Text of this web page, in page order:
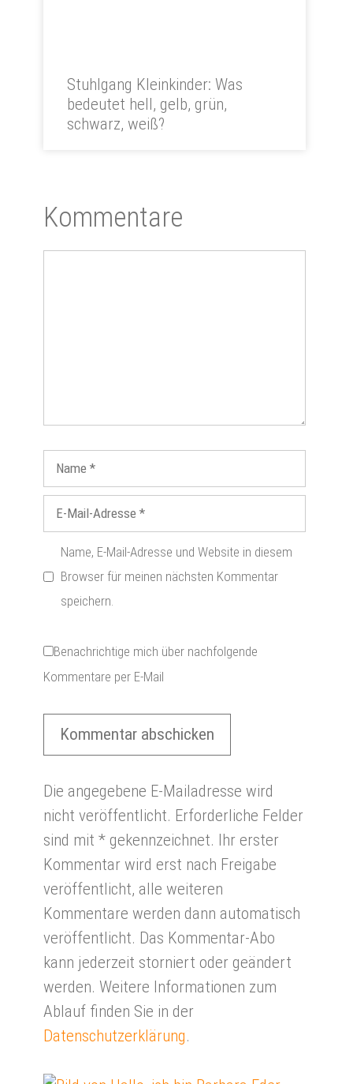
Stuhlgang Kleinkinder: Was
bedeutet hell, gelb, grün,
schwarz, weiß?
Kom­men­ta­re
Name, E-Mail-Adresse und Website in diesem
Browser für meinen nächsten Kommentar
speichern.
Benachrichtige mich über nachfolgende
Kommentare per E-Mail
Die angegebene E-Mailadresse wird
nicht veröffentlicht. Erforderliche Felder
sind mit * gekennzeichnet. Ihr erster
Kommentar wird erst nach Freigabe
veröffentlicht, alle weiteren
Kommentare werden dann automatisch
veröffentlicht. Das Kommentar-Abo
kann jederzeit storniert oder geändert
werden. Weitere Informationen zum
Ablauf finden Sie in der
Datenschutzerklärung.